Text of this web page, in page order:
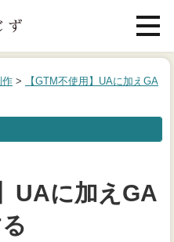
メニュ
作 >
【GTM不使用】UAに加えGA
UAに加えGA